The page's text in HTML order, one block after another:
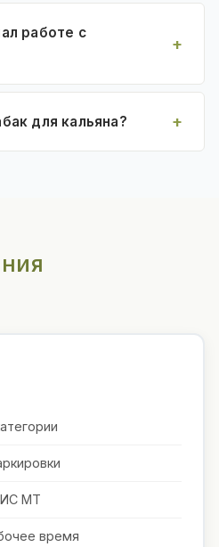
работе с
для кальяна?
МТ
время